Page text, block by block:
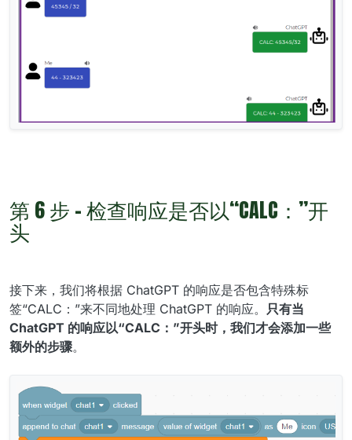
第 6 步 - 检查响应是否以“CALC：”开
头
接下来，我们将根据 ChatGPT 的响应是否包含特殊标
签“CALC：”来不同地处理 ChatGPT 的响应。 只有当
ChatGPT 的响应以“CALC：”开头时，我们才会添加一些
额外的步骤。